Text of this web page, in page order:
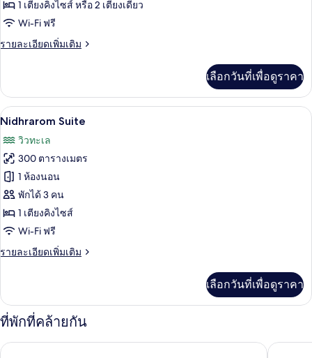
Garden
Pool
1 เตียงคิงไซส์ หรือ 2 เตียงเดี่ยว
Wi-Fi ฟรี
รายละเอียดเพิ่มเติม
ราย
เกี่ยว
กับ
Garden
Suite
เลือกวันที่เพื่อดูราคา
เปิด
ภาพถ่าย
ทั้งหมด
ของ
Nidhrarom
Suite
12
Nidhrarom Suite
วิวทะเล
300 ตารางเมตร
1 ห้องนอน
พักได้ 3 คน
1 เตียงคิงไซส์
Wi-Fi ฟรี
รายละเอียดเพิ่มเติม
ราย
เกี่ยว
กับ
Nidhrarom
เลือกวันที่เพื่อดูราคา
ที่พักที่คล้ายกัน
ฮิลตัน หัวหิน รีสอร์ท แอนด์ สปา เซ็นทาร